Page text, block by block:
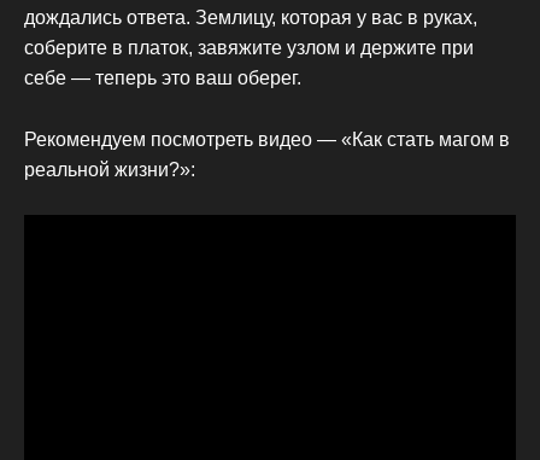
дождались ответа. Землицу, которая у вас в руках,
соберите в платок, завяжите узлом и держите при
себе — теперь это ваш оберег.
Рекомендуем посмотреть видео — «Как стать магом в
реальной жизни?»: